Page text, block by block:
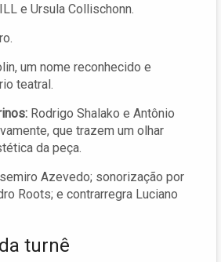
e Ursula Collischonn.
um nome reconhecido e
teatral.
Rodrigo Shalako e Antônio
que trazem um olhar
da peça.
Azevedo; sonorização por
Roots; e contrarregra Luciano
turnê